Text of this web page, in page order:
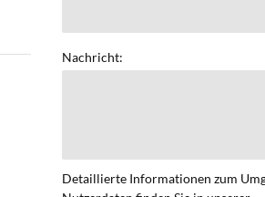
Nachricht:
Detaillierte Informationen zum